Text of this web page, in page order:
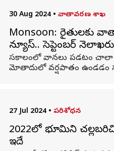
30 Aug 2024 • వాతావరణ శాఖ
Monsoon: రైతులకు
న్యూస్.. సెప్టెంబర్‌
సకాలంలో వానలు పడటం
మోతాదులో వర్షపాతం ఉండడం
27 Jul 2024 • పరిశోధన
2022లో భూమిని
ఇదే